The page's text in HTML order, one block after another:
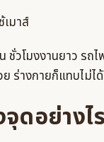
มาส์
วโมงงานยาว ร
ร่างกายก็แทบไม่ไ
ดอย่างไร